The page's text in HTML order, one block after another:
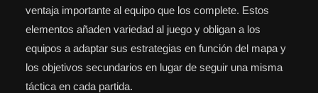
ventaja importante al equipo que los complete. Estos
elementos añaden variedad al juego y obligan a los
equipos a adaptar sus estrategias en función del mapa y
los objetivos secundarios en lugar de seguir una misma
táctica en cada partida.